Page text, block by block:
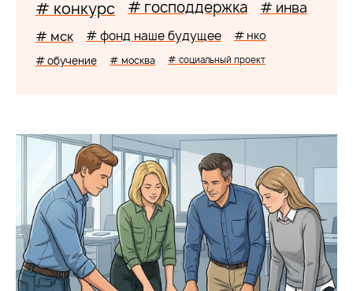
# конкурс # господдержка # инва
# мск # фонд наше будущее # нко
# обучение # москва # социальный проект